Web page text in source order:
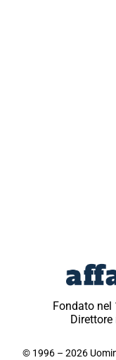
Fondato nel
© 1996 – 2026